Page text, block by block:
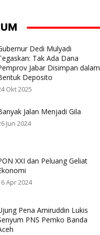
Dedi Mulyadi
Tak Ada Dana
Jabar Disimpan dalam
Deposito
Okt 2025
Jalan Menjadi Gila
Jun 2024
XXI dan Peluang Geliat
Apr 2024
Pena Amiruddin Lukis
PNS Pemko Banda